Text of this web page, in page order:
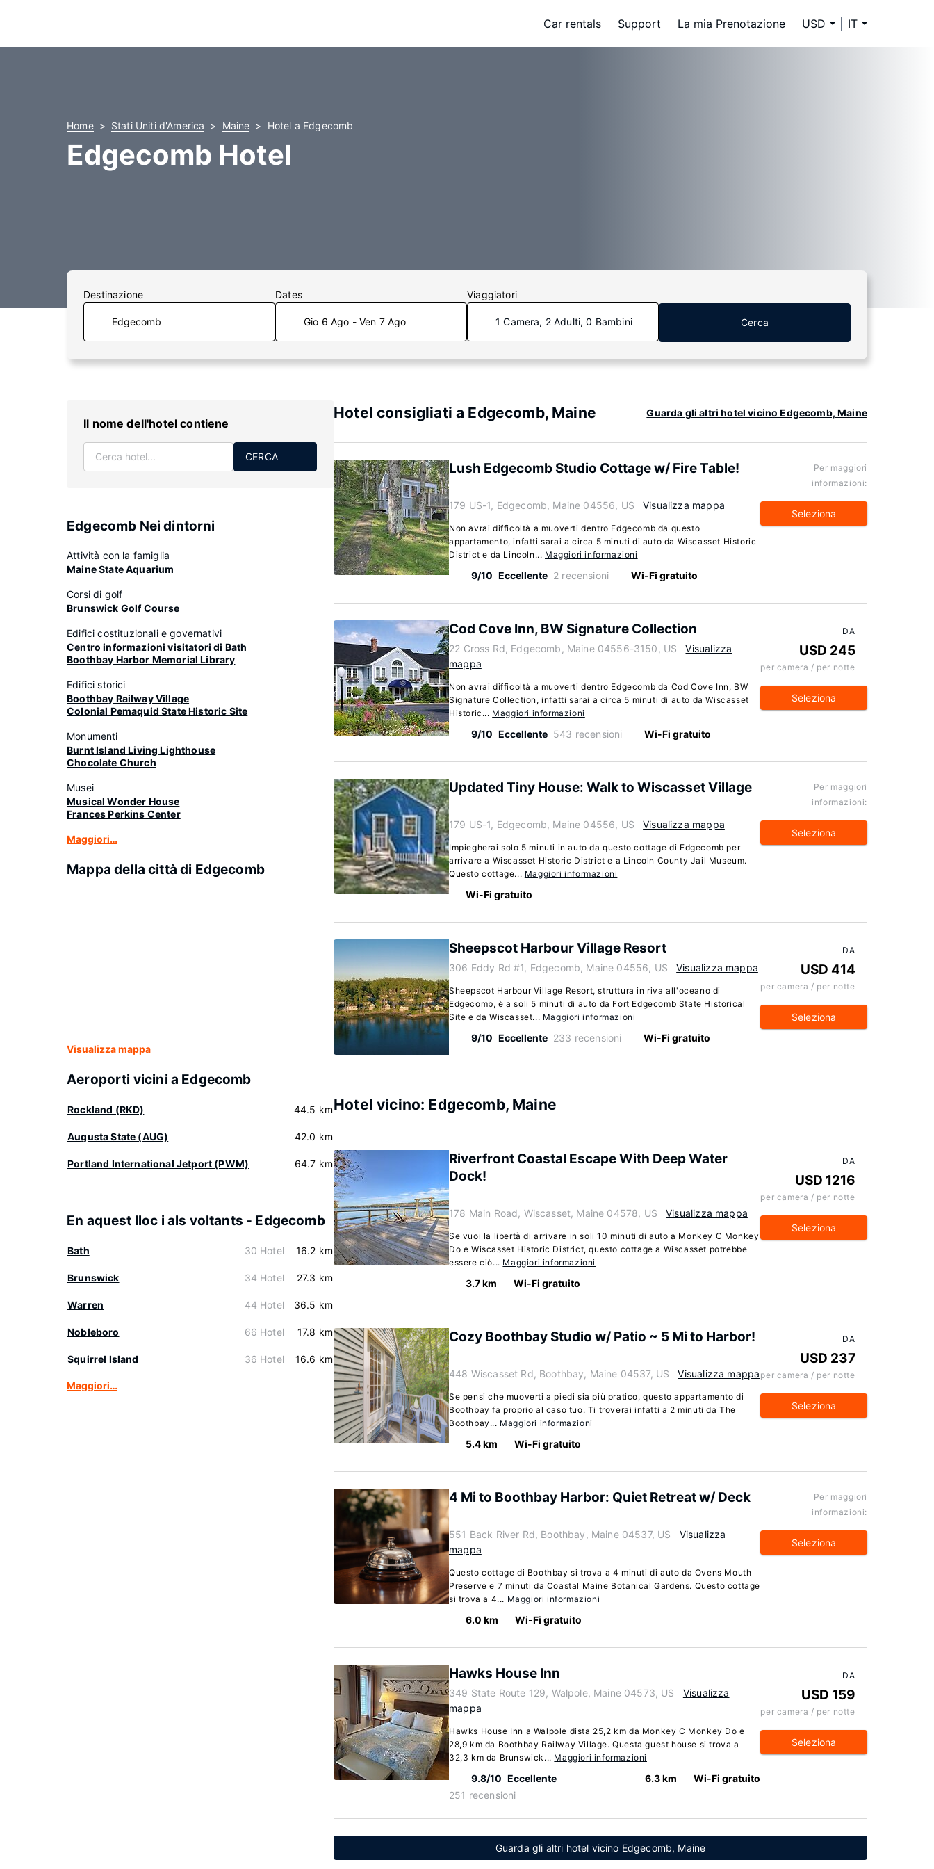
Car rentals Support La mia Prenotazione USD IT
Home Stati Uniti d'America Maine Hotel a Edgecomb
Edgecomb Hotel
Destinazione Dates
Gio 6 Ago - Ven 7 Ago
Viaggiatori
1 Camera, 2 Adulti, 0 Bambini Cerca
Il nome dell'hotel contiene
CERCA
Edgecomb Nei dintorni
Attività con la famiglia
Maine State Aquarium
Corsi di golf
Brunswick Golf Course
Edifici costituzionali e governativi
Centro informazioni visitatori di Bath
Boothbay Harbor Memorial Library
Edifici storici
Boothbay Railway Village
Colonial Pemaquid State Historic Site
Monumenti
Burnt Island Living Lighthouse
Chocolate Church
Musei
Musical Wonder House
Frances Perkins Center
Maggiori…
Mappa della città di Edgecomb
Visualizza mappa
Aeroporti vicini a Edgecomb
Rockland (RKD) 44.5 km
Augusta State (AUG) 42.0 km
Portland International Jetport (PWM) 64.7 km
En aquest lloc i als voltants - Edgecomb
Bath 30 Hotel 16.2 km
Brunswick 34 Hotel 27.3 km
Warren 44 Hotel 36.5 km
Nobleboro 66 Hotel 17.8 km
Squirrel Island 36 Hotel 16.6 km
Maggiori…
Hotel consigliati a Edgecomb, Maine Guarda gli altri hotel vicino Edgecomb, Maine
Lush Edgecomb Studio Cottage w/ Fire Table!
179 US-1, Edgecomb, Maine 04556, US Visualizza mappa
Non avrai difficoltà a muoverti dentro Edgecomb da questo
appartamento, infatti sarai a circa 5 minuti di auto da Wiscasset Historic
District e da Lincoln... Maggiori informazioni
9/10 Eccellente 2 recensioni Wi-Fi gratuito
Per maggiori
informazioni:
Seleziona
Cod Cove Inn, BW Signature Collection
22 Cross Rd, Edgecomb, Maine 04556-3150, US
Visualizza
mappa
Non avrai difficoltà a muoverti dentro Edgecomb da Cod Cove Inn, BW
Signature Collection, infatti sarai a circa 5 minuti di auto da Wiscasset
Historic... Maggiori informazioni
9/10 Eccellente 543 recensioni Wi-Fi gratuito
DA
USD 245
per camera / per notte
Seleziona
Updated Tiny House: Walk to Wiscasset Village
179 US-1, Edgecomb, Maine 04556, US Visualizza mappa
Impiegherai solo 5 minuti in auto da questo cottage di Edgecomb per
arrivare a Wiscasset Historic District e a Lincoln County Jail Museum.
Questo cottage... Maggiori informazioni
Wi-Fi gratuito
Per maggiori
informazioni:
Seleziona
Sheepscot Harbour Village Resort
306 Eddy Rd #1, Edgecomb, Maine 04556, US Visualizza mappa
Sheepscot Harbour Village Resort, struttura in riva all'oceano di
Edgecomb, è a soli 5 minuti di auto da Fort Edgecomb State Historical
Site e da Wiscasset... Maggiori informazioni
9/10 Eccellente 233 recensioni Wi-Fi gratuito
DA
USD 414
per camera / per notte
Seleziona
Hotel vicino: Edgecomb, Maine
Riverfront Coastal Escape With Deep Water
Dock!
178 Main Road, Wiscasset, Maine 04578, US Visualizza mappa
Se vuoi la libertà di arrivare in soli 10 minuti di auto a Monkey C Monkey
Do e Wiscasset Historic District, questo cottage a Wiscasset potrebbe
essere ciò... Maggiori informazioni
3.7 km Wi-Fi gratuito
DA
USD 1216
per camera / per notte
Seleziona
Cozy Boothbay Studio w/ Patio ~ 5 Mi to Harbor!
448 Wiscasset Rd, Boothbay, Maine 04537, US Visualizza mappa
Se pensi che muoverti a piedi sia più pratico, questo appartamento di
Boothbay fa proprio al caso tuo. Ti troverai infatti a 2 minuti da The
Boothbay... Maggiori informazioni
5.4 km Wi-Fi gratuito
DA
USD 237
per camera / per notte
Seleziona
4 Mi to Boothbay Harbor: Quiet Retreat w/ Deck
551 Back River Rd, Boothbay, Maine 04537, US
Visualizza
mappa
Questo cottage di Boothbay si trova a 4 minuti di auto da Ovens Mouth
Preserve e 7 minuti da Coastal Maine Botanical Gardens. Questo cottage
si trova a 4... Maggiori informazioni
6.0 km Wi-Fi gratuito
Per maggiori
informazioni:
Seleziona
Hawks House Inn
349 State Route 129, Walpole, Maine 04573, US
Visualizza
mappa
Hawks House Inn a Walpole dista 25,2 km da Monkey C Monkey Do e
28,9 km da Boothbay Railway Village. Questa guest house si trova a
32,3 km da Brunswick... Maggiori informazioni
9.8/10 Eccellente
251 recensioni
6.3 km Wi-Fi gratuito
DA
USD 159
per camera / per notte
Seleziona
Guarda gli altri hotel vicino Edgecomb, Maine